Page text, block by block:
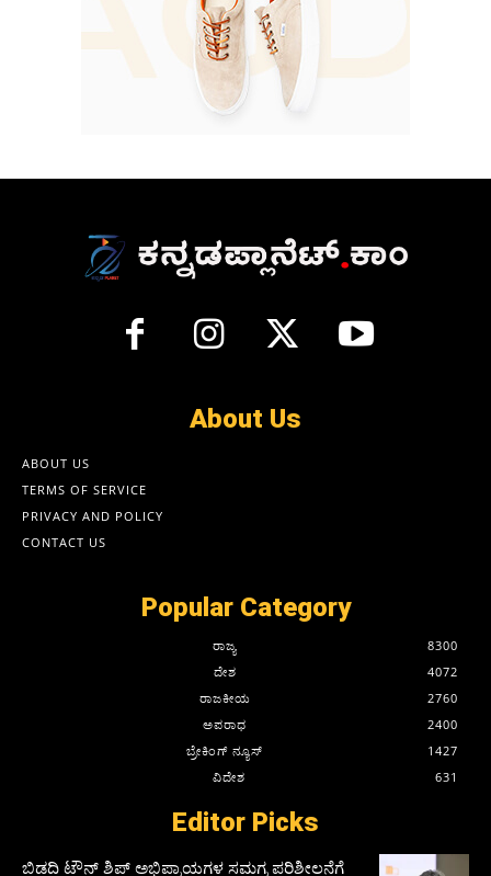
About Us
ABOUT US
TERMS OF SERVICE
PRIVACY AND POLICY
CONTACT US
Popular Category
ರಾಜ್ಯ
8300
ದೇಶ
4072
ರಾಜಕೀಯ
2760
ಅಪರಾಧ
2400
ಬ್ರೇಕಿಂಗ್ ನ್ಯೂಸ್
1427
ವಿದೇಶ
631
Editor Picks
ಬಿಡದಿ ಟೌನ್ ಶಿಪ್ ಅಭಿಪ್ರಾಯಗಳ ಸಮಗ್ರ ಪರಿಶೀಲನೆಗೆ